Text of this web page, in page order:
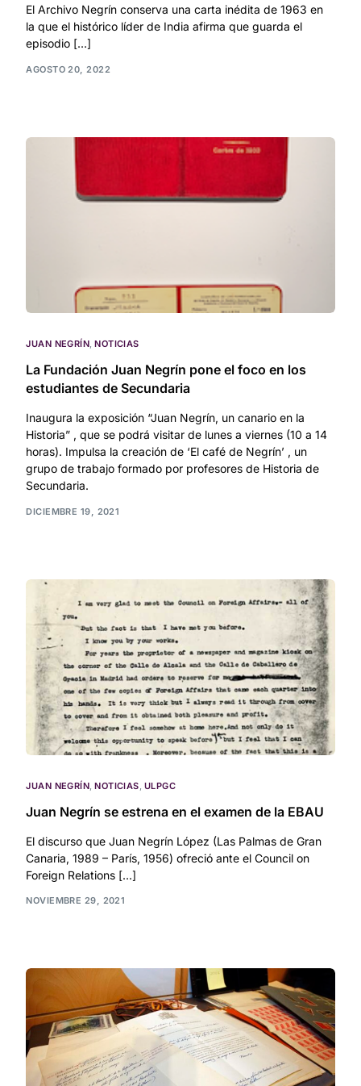
El Archivo Negrín conserva una carta inédita de 1963 en
la que el histórico líder de India afirma que guarda el
episodio […]
AGOSTO 20, 2022
JUAN NEGRÍN,NOTICIAS
La Fundación Juan Negrín pone el foco en los
estudiantes de Secundaria
Inaugura la exposición “Juan Negrín, un canario en la
Historia” , que se podrá visitar de lunes a viernes (10 a 14
horas). Impulsa la creación de ‘El café de Negrín’ , un
grupo de trabajo formado por profesores de Historia de
Secundaria.
DICIEMBRE 19, 2021
JUAN NEGRÍN,NOTICIAS, ULPGC
Juan Negrín se estrena en el examen de la EBAU
El discurso que Juan Negrín López (Las Palmas de Gran
Canaria, 1989 – París, 1956) ofreció ante el Council on
Foreign Relations […]
NOVIEMBRE 29, 2021